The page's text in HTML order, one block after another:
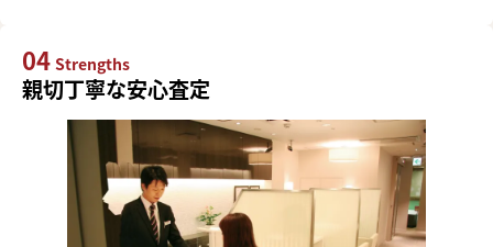
04 Strengths
親切丁寧な安心査定